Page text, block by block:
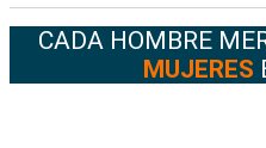
CADA HOMBRE
MUJERES